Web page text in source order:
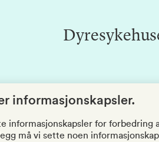
informasjonskapsler.
informasjonskapsler for forbedring
må vi sette noen